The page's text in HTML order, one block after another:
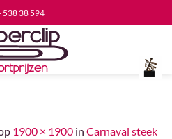
538 38 594
1900 × 1900 in Carnaval steek